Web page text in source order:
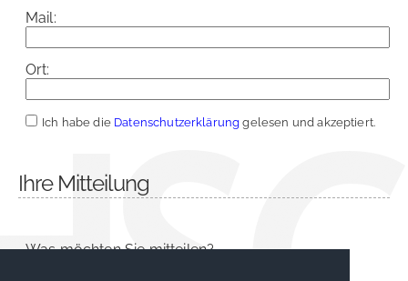
Mail:
Ort:
Ich habe die Datenschutzerklärung gelesen und akzeptiert.
Ihre Mitteilung
Was möchten Sie mitteilen?